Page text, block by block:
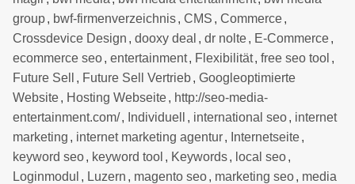
group, bwf-firmenverzeichnis, CMS , Commerce,
Crossdevice Design , dooxy deal , dr nolte, E-Commerce,
ecommerce seo, entertainment, Flexibilität, free seo tool ,
Future Sell
, Future Sell Vertrieb, Googleoptimierte
Website, Hosting Webseite, http://seo-media-
entertainment.com/, Individuell , international seo, internet
marketing , internet marketing agentur, Internetseite,
keyword seo, keyword tool , Keywords, local seo,
Loginmodul , Luzern , magento seo, marketing seo, media